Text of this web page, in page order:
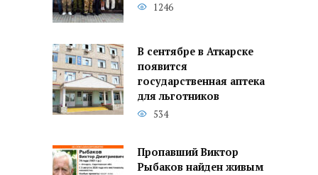
1246
В сентябре в Аткарске
появится
государственная аптека
для льготников
534
Пропавший Виктор
Рыбаков найден живым